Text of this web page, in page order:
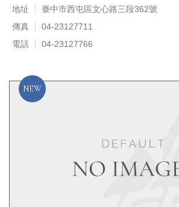
地址
臺中市西屯區文心路三段362號
傳真
04-23127711
電話
04-23127766